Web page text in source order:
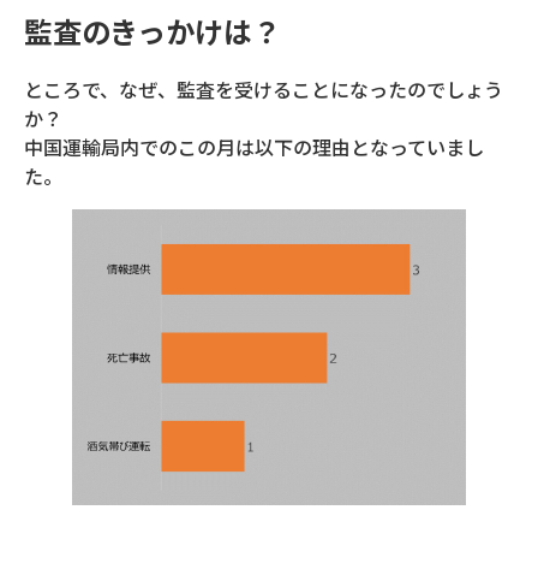
監査のきっかけは？
ところで、なぜ、監査を受けることになったのでしょう
か？
中国運輸局内でのこの月は以下の理由となっていまし
た。